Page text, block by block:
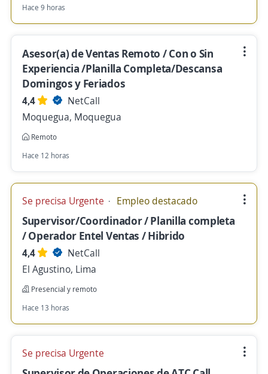
Hace 9 horas
Asesor(a) de Ventas Remoto / Con o Sin
Experiencia /Planilla Completa/Descansa
Domingos y Feriados
4,4
NetCall
Moquegua, Moquegua
Remoto
Hace 12 horas
Se precisa Urgente Empleo destacado
Supervisor/Coordinador / Planilla completa
/ Operador Entel Ventas / Hibrido
4,4
NetCall
El Agustino, Lima
Presencial y remoto
Hace 13 horas
Se precisa Urgente